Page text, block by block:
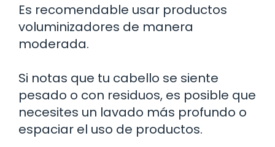
Es recomendable usar productos
voluminizadores de manera
moderada.
Si notas que tu cabello se siente
pesado o con residuos, es posible que
necesites un lavado más profundo o
espaciar el uso de productos.